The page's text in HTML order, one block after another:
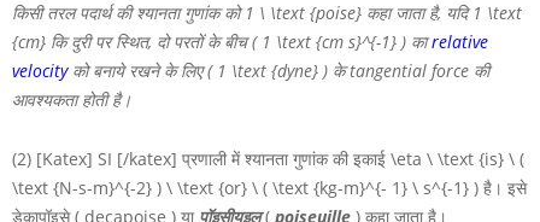
किसी तरल पदार्थ की श्यानता गुणांक को1 \ \text {poise} कहा जाता है, यदि 1 \text
{cm} कि दुरी पर स्थित, दो परतों के बीच( 1 \text {cm s}^{-1} ) काrelative
velocityको बनाये रखने के लिए( 1 \text {dyne} ) के tangential force की
आवश्यकता होती है।
(2) [Katex] SI [/katex] प्रणाली में श्यानता गुणांक की इकाई \eta \ \text {is} \ (
\text {N-s-m}^{-2} ) \ \text {or} \ ( \text {kg-m}^{- 1} \ s^{-1} ) है। इसे
डेकापॉइसे ( decapoise ) या पॉइसीयुइल( poiseuille ) कहा जाता है।